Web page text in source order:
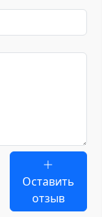
Оставить
отзыв